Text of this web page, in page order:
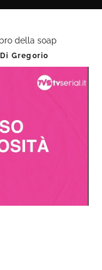
della soap
Gregorio